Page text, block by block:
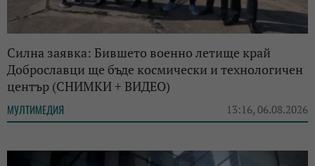
Силна заявка: Бившето военно летище край
Доброславци ще бъде космически и технологичен
център (СНИМКИ + ВИДЕО)
МУЛТИМЕДИЯ 13:16, 06.08.2026